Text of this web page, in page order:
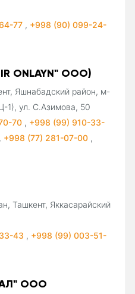
77 , +998 (90) 099-24-
ONLAYN" ООО)
Яшнабадский район, м-
1), ул. С.Азимова, 50
70 , +998 (99) 910-33-
, +998 (77) 281-07-00 ,
Ташкент, Яккасарайский
43 , +998 (99) 003-51-
ООО